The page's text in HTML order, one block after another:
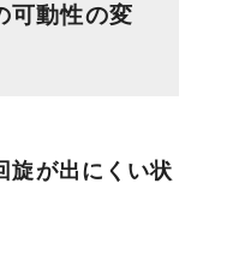
動性の変
旋が出にくい状